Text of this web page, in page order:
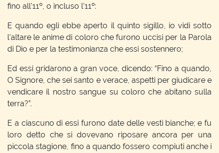
fino all'11º, o incluso l'11º:
E quando egli ebbe aperto il quinto sigillo, io vidi sotto
l'altare le anime di coloro che furono uccisi per la Parola
di Dio e per la testimonianza che essi sostennero;
Ed essi gridarono a gran voce, dicendo: “Fino a quando,
O Signore, che sei santo e verace, aspetti per giudicare e
vendicare il nostro sangue su coloro che abitano sulla
terra?”.
E a ciascuno di essi furono date delle vesti bianche; e fu
loro detto che si dovevano riposare ancora per una
piccola stagione, fino a quando fossero compiuti anche i